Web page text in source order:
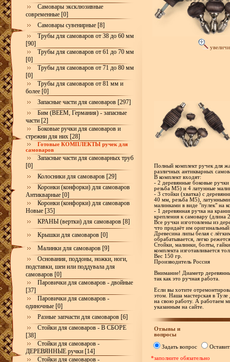
Самовары эксклюзивные
современные [0]
Самовары сувенирные [8]
Трубы для самоваров от 38 до 60 мм
[90]
Трубы для самоваров от 61 до 70 мм
[0]
Трубы для самоваров от 71 до 80 мм
[0]
Трубы для самоваров от 81 мм и
более [0]
Запасные части для самоваров [297]
Бим (BEEM, Германия) - запасные
части [2]
Боковые ручки для самоваров и
стрежни для них [28]
Готовые КОМПЛЕКТЫ ручек для
самоваров
Запасные части для самоварных труб
[0]
Колосники для самоваров [29]
Коронки (конфорки) для самоваров
Антикварные [0]
Коронки (конфорки) для самоваров
Новые [35]
КРАНЫ (вертки) для самоваров [8]
Крышки для самоваров [0]
Малинки для самоваров [9]
Основания, поддоны, ножки, ноги,
подставки, шеи или поддувала для
самоваров [0]
Паровички для самоваров - двойные
[37]
Паровички для самоваров -
одиночные [0]
Разные запчасти для самоваров [6]
Стойки для самоваров - В СБОРЕ
[38]
Стойки для самоваров -
ДЕРЕВЯННЫЕ ручки [14]
Стойки для самоваров -
Полный комплект ручек для
различных антикварных
В комплект входят:
- 2 деревянные боковые
резьба М5) и 4 латунные
- 3 стойки (хватка) с
40 мм, резьба М5),
малинками в виде "пулек" на
- 1 деревянная ручка на
крепления к самовару
Все ручки изготовлены из
что придаёт им
Древесина липы белая с
обрабатывается, легко
Стойки, малинки, болты,
комплекта изготавливается
Вес 150 гр.
Производитель Россия
Внимание! Диаметр
так как это ручная работа.
Если вы хотите
этом. Наша мастерская в
на свою работу. А работаем
указанным на сайте.
Отзывы и
вопросы
Задать вопрос
*заполните обязательно